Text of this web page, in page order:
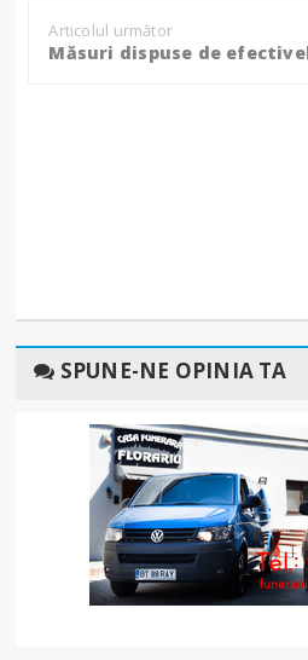
Articolul următor
SPUNE-NE OPINIA TA